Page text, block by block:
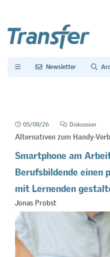
Newsletter
05/08/26 Diskussion
Alternativen zum Handy-
Smartphone am
Berufsbildende einen
mit Lernenden
Jonas Probst